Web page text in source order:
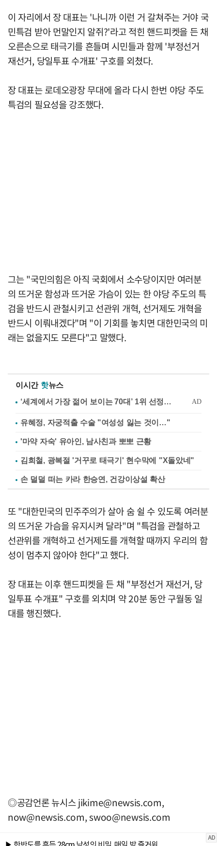
이 자리에서 장 대표는 '나니까 이런 거 갈쳐주는 거야 국
민특검 받아 먼말인지 알쥐?'라고 적힌 핸드피켓을 든 채
오른손으로 태극기를 흔들며 시민들과 함께 '부정선거
재선거, 당일투표 수개표' 구호를 외쳤다.
장 대표는 로데오광장 무대에 올라 다시 한번 야당 주도
특검의 필요성을 강조했다.
그는 "국민의힘은 아직 국회에서 소수당이지만 여러분
의 뜨거운 함성과 뜨거운 가슴이 있는 한 야당 주도의 특
검을 반드시 관철시키고 선관위 개혁, 선거제도 개혁을
반드시 이뤄내겠다"며 "이 기회를 놓치면 대한민국의 미
래는 없을지도 모른다"고 말했다.
이시간 핫뉴스
유혜정, 자궁적출 수술 "여성성 잃는 것이…"
'마약 자숙' 유아인, 남사친과 뽀뽀 근황
김희철, 광복절 '거꾸로 태극기' 현수막에 "X돌았네"
손 덜덜 떠는 카라 한승연, 건강이상설 확산
또 "대한민국의 민주주의가 살아 숨 쉴 수 있도록 여러분
의 뜨거운 가슴을 유지시켜 달라"며 "특검을 관철하고
선관위를 개혁하고 선거제도를 개혁할 때까지 우리의 함
성이 멈추지 않아야 한다"고 했다.
장 대표는 이후 핸드피켓을 든 채 "부정선거 재선거, 당
일투표 수개표" 구호를 외치며 약 20분 동안 구월동 일
대를 행진했다.
◎공감언론 뉴시스jikime@newsis.com,
now@newsis.com,swoo@newsis.com